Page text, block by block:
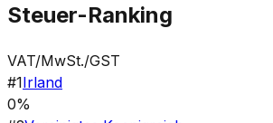
Steuer-Ranking
VAT/MwSt./GST
#1Irland
0%